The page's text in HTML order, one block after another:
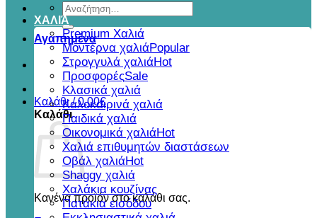
Αναζήτηση
για:
Αγαπημένα
Καλάθι /0,00€
Καλάθι
Κανένα προϊόν στο καλάθι σας.
ΧΑΛΙΆ
Premium Χαλιά
Μοντέρνα χαλιά
Στρογγυλά χαλιά
Προσφορές
Κλασικά χαλιά
Καλοκαιρινά χαλιά
Παιδικά χαλιά
Οικονομικά χαλιά
Χαλιά επιθυμητών διαστάσεων
Οβάλ χαλιά
Shaggy χαλιά
Χαλάκια κουζίνας
Πατάκια εισόδου